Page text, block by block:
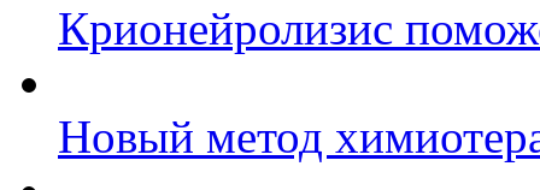
Крионейролизис
Новый метод